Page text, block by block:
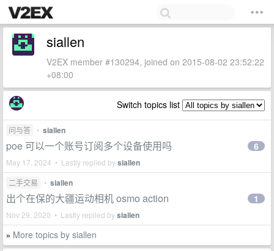
siallen
V2EX member #130294, joined on 2015-08-02 23:52:22
+08:00
Switch topics list
问与答 • siallen
poe 可以一个账号订阅多个设备使用吗
May 17, 2024 • Lastly replied bysiallen
6
二手交易 • siallen
出个在保的大疆运动相机 osmo action
Nov 29, 2020 • Lastly replied bysiallen
1
» More topics by siallen